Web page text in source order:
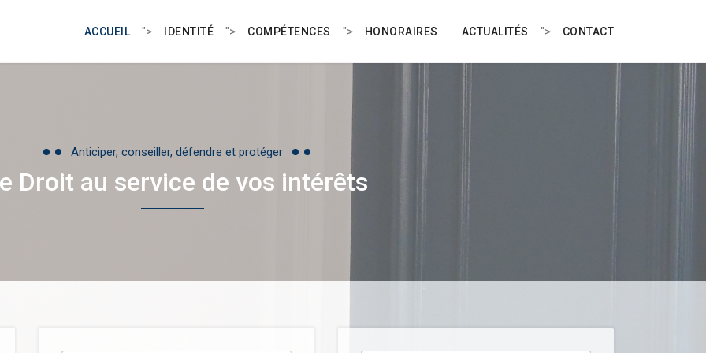
ACCUEIL "> IDENTITÉ "> COMPÉTENCES "> HONORAIRES ACTUALITÉS "> CONTACT
Anticiper, conseiller, défendre et protéger
Droit au service de vos intérêts